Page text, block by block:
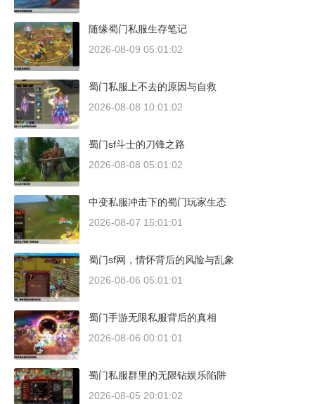
随缘蜀门私服生存笔记
2026-08-09 05:01:02
蜀门私服上不去的原因与自救
2026-08-08 10:01:02
蜀门sf斗士的刀锋之路
2026-08-08 05:01:02
中变私服冲击下的蜀门玩家生态
2026-08-07 15:01:01
蜀门sf网，情怀背后的风险与乱象
2026-08-06 05:01:01
蜀门手游无限私服背后的真相
2026-08-06 00:01:01
蜀门私服群里的无限钻娱乐陷阱
2026-08-05 20:01:02